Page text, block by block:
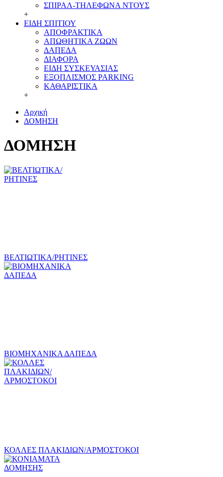
ΣΠΙΡΑΛ-ΤΗΛΕΦΩΝΑ ΝΤΟΥΣ
+
ΕΙΔΗ ΣΠΙΤΙΟΥ
ΑΠΟΦΡΑΚΤΙΚΑ
ΑΠΩΘΗΤΙΚΑ ΖΩΩΝ
ΔΑΠΕΔΑ
ΔΙΑΦΟΡΑ
ΕΙΔΗ ΣΥΣΚΕΥΑΣΙΑΣ
ΕΞΟΠΛΙΣΜΟΣ PARKING
ΚΑΘΑΡΙΣΤΙΚΑ
+
Αρχική
ΔΟΜΗΣΗ
ΔΟΜΗΣΗ
ΒΕΛΤΙΩΤΙΚΑ/ΡΗΤΙΝΕΣ
ΒΙΟΜΗΧΑΝΙΚΑ ΔΑΠΕΔΑ
ΚΟΛΛΕΣ ΠΛΑΚΙΔΙΩΝ/ΑΡΜΟΣΤΟΚΟΙ